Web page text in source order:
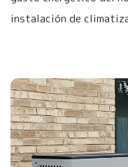
instalación de